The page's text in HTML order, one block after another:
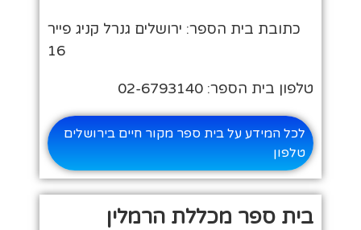
כתובת בית הספר: ירושלים גנרל קניג פייר
16
טלפון בית הספר: 02-6793140
לכל המידע על בית ספר מקור חיים בירושלים
טלפון
בית ספר מכללת הרמלין